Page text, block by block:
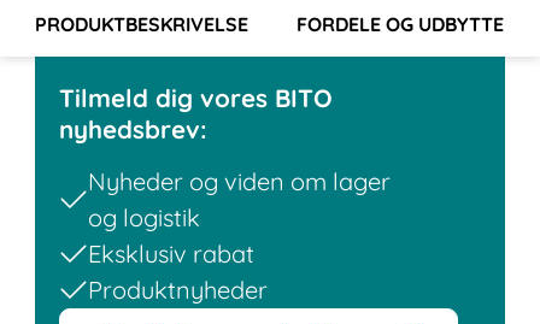
PRODUKTBESKRIVELSE FORDELE OG UDBYTTE
Tilmeld dig vores BITO
nyhedsbrev:
Nyheder og viden om lager
og logistik
Eksklusiv rabat
Produktnyheder